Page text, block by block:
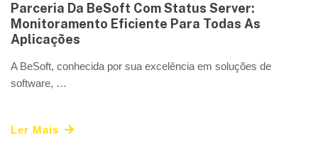
Parceria Da BeSoft Com Status Server:
Monitoramento Eficiente Para Todas As
Aplicações
A BeSoft, conhecida por sua excelência em soluções de
software, …
Ler Mais